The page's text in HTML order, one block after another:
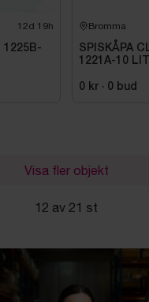
12d 19h
1225B-
Bromma
SPISKÅPA
1221A-10
0 kr · 0 bud
Visa fler objekt
12 av 21 st